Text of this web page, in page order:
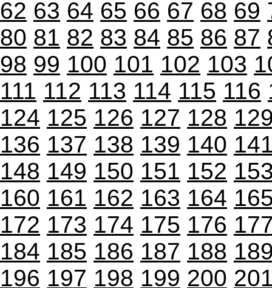
62 63 64 65 66 67 68 69
80 81 82 83 84 85 86 87
98 99 100 101 102 103
111 112 113 114 115 116
124 125 126 127 128
136 137 138 139 140
148 149 150 151 152
160 161 162 163 164
172 173 174 175 176
184 185 186 187 188
196 197 198 199 200